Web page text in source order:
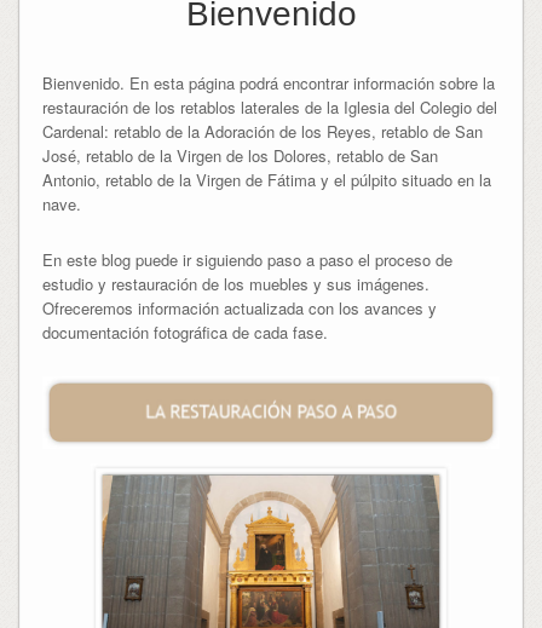
Bienvenido
Bienvenido. En esta página podrá encontrar información sobre la
restauración de los retablos laterales de la Iglesia del Colegio del
Cardenal: retablo de la Adoración de los Reyes, retablo de San
José, retablo de la Virgen de los Dolores, retablo de San
Antonio, retablo de la Virgen de Fátima y el púlpito situado en la
nave.
En este blog puede ir siguiendo paso a paso el proceso de
estudio y restauración de los muebles y sus imágenes.
Ofreceremos información actualizada con los avances y
documentación fotográfica de cada fase.